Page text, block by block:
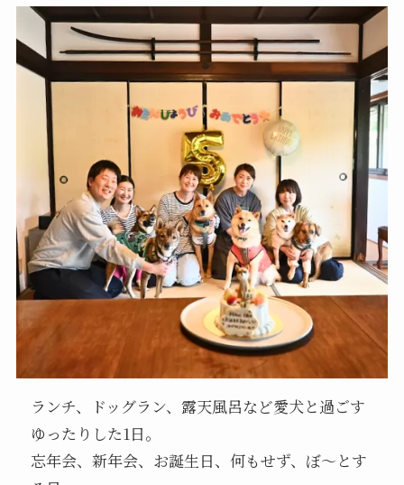
ランチ、ドッグラン、露天風呂など愛犬と過ごす
ゆったりした1日。
忘年会、新年会、お誕生日、何もせず、ぼ～とす